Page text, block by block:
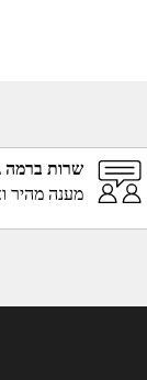
שרות ברמה
מענה מהיר